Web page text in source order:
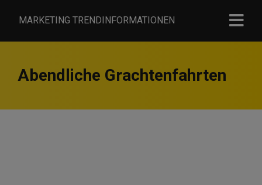
MARKETING TRENDINFORMATIONEN
Abendliche Grachtenfahrten